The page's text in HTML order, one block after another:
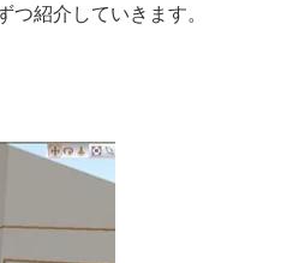
紹介していきます。